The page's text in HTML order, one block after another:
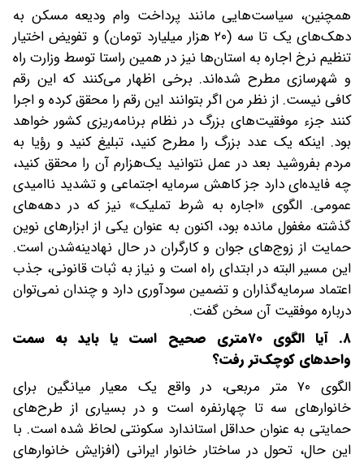
همچنین، سیاست‌هایی مانند پرداخت وام ودیعه مسکن به
دهک‌های یک تا سه (۲۰ هزار میلیارد تومان) و تفویض اختیار
تنظیم نرخ اجاره به استان‌ها نیز در همین راستا توسط وزارت راه
و شهرسازی مطرح شده‌اند. برخی اظهار می‌کنند که این رقم
کافی نیست. از نظر من اگر بتوانند این رقم را محقق کرده و اجرا
کنند جزء موفقیت‌های بزرگ در نظام برنامه‌ریزی کشور خواهد
بود. اینکه یک عدد بزرگ را مطرح کنید، تبلیغ کنید و رؤیا به
مردم بفروشید بعد در عمل نتوانید یک‌هزارم آن را محقق کنید،
چه فایده‌ای دارد جز کاهش سرمایه اجتماعی و تشدید ناامیدی
عمومی. الگوی «اجاره به شرط تملیک» نیز که در دهه‌های
گذشته مغفول مانده بود، اکنون به‌ عنوان یکی از ابزارهای نوین
حمایت از زوج‌های جوان و کارگران در حال نهادینه‌شدن است.
این مسیر البته در ابتدای راه است و نیاز به ثبات قانونی، جذب
اعتماد سرمایه‌گذاران و تضمین سودآوری دارد و چندان نمی‌توان
درباره موفقیت آن سخن گفت.
۸. آیا الگوی ۷۰‌متری صحیح است یا باید به سمت
واحدهای کوچک‌تر رفت؟
الگوی ۷۰ متر مربعی، در واقع یک معیار میانگین برای
خانوارهای سه تا چهارنفره است و در بسیاری از طرح‌های
حمایتی به عنوان حداقل استاندارد سکونتی لحاظ شده است. با
این حال، تحول در ساختار خانوار ایرانی (افزایش خانوارهای